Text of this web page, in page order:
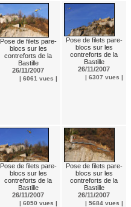
Pose de filets pare-
blocs sur les
contreforts de la
Bastille
26/11/2007
| 6061 vues |
Pose de filets pare-
blocs sur les
contreforts de la
Bastille
26/11/2007
| 6307 vues |
Pose de filets pare-
blocs sur les
contreforts de la
Bastille
26/11/2007
| 6050 vues |
Pose de filets pare-
blocs sur les
contreforts de la
Bastille
26/11/2007
| 5684 vues |